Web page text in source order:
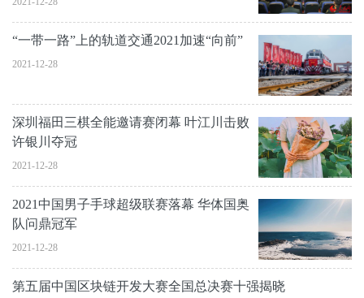
“一带一路”上的轨道交通2021加速“向前”
2021-12-28
深圳福田三棋全能邀请赛闭幕 叶江川击败
许银川夺冠
2021-12-28
2021中国男子手球超级联赛落幕 华体国奥
队问鼎冠军
2021-12-28
第五届中国区块链开发大赛全国总决赛十强揭晓